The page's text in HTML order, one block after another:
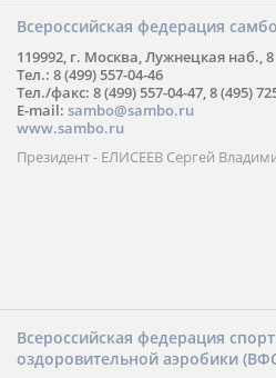
Всероссийская федерация самбо
119992, г. Москва, Лужнецкая наб., 8
Тел.: 8 (499) 557-04-46
Тел./факс: 8 (499) 557-04-47, 8 (495)
E-mail: sambo@sambo.ru
www.sambo.ru
Президент - ЕЛИСЕЕВ Сергей
Всероссийская федерация
оздоровительной аэробики